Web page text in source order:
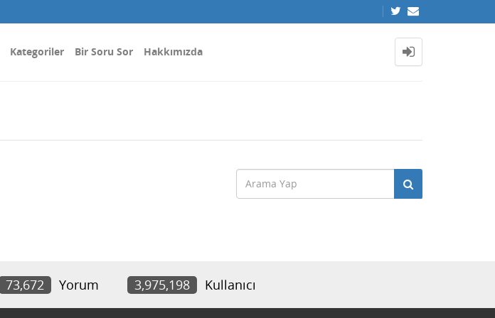
Kategoriler Bir Soru Sor Hakkımızda
73,672 Yorum 3,975,198 Kullanıcı